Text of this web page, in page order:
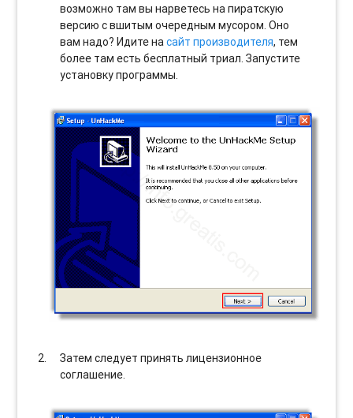
возможно там вы нарветесь на пиратскую
версию с вшитым очередным мусором. Оно
вам надо? Идите насайт производителя, тем
более там есть бесплатный триал. Запустите
установку программы.
Затем следует принять лицензионное
соглашение.